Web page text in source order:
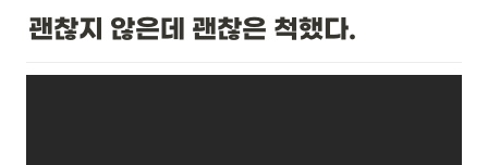
Pr
ed
at
괜찮지 않은데 괜찮은 척했다.